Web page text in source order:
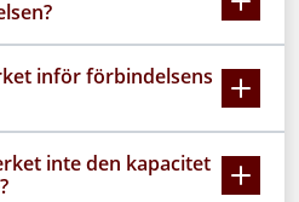
inför förbindelsens
inte den kapacitet